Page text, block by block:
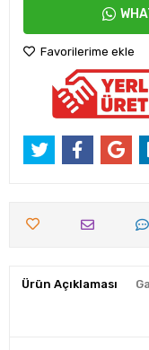
Favorilerime ekle
Ürün Açıklaması